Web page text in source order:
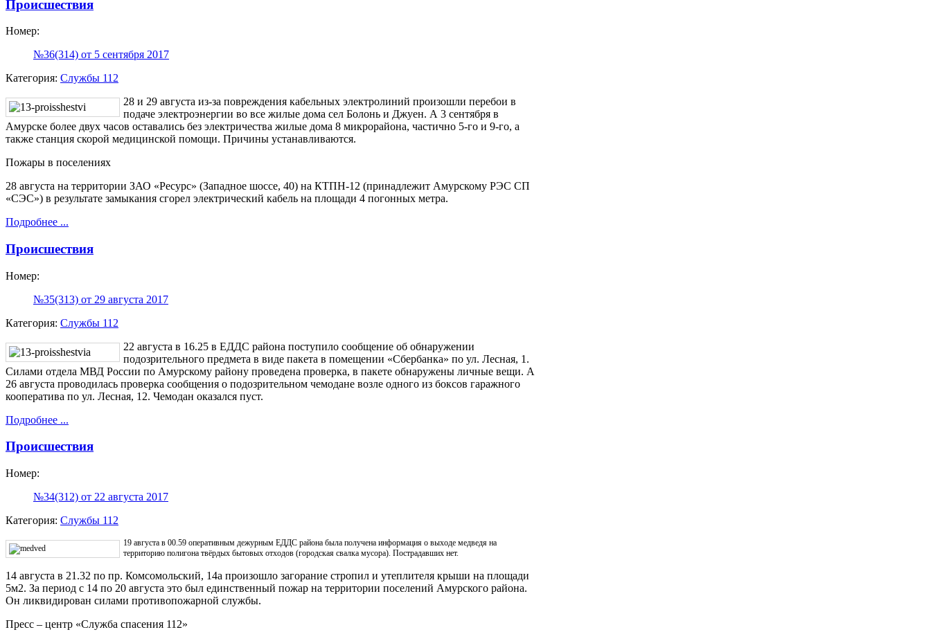
Происшествия
Номер:
№36(314) от 5 сентября 2017
Категория: Службы 112
28 и 29 августа из-за повреждения кабельных электролиний произошли перебои в
подаче электроэнергии во все жилые дома сел Болонь и Джуен. А 3 сентября в
Амурске более двух часов оставались без электричества жилые дома 8 микрорайона, частично 5-го и 9-го, а
также станция скорой медицинской помощи. Причины устанавливаются.
Пожары в поселениях
28 августа на территории ЗАО «Ресурс» (Западное шоссе, 40) на КТПН-12 (принадлежит Амурскому РЭС СП
«СЭС») в результате замыкания сгорел электрический кабель на площади 4 погонных метра.
Подробнее ...
Происшествия
Номер:
№35(313) от 29 августа 2017
Категория: Службы 112
22 августа в 16.25 в ЕДДС района поступило сообщение об обнаружении
подозрительного предмета в виде пакета в помещении «Сбербанка» по ул. Лесная, 1.
Силами отдела МВД России по Амурскому району проведена проверка, в пакете обнаружены личные вещи. А
26 августа проводилась проверка сообщения о подозрительном чемодане возле одного из боксов гаражного
кооператива по ул. Лесная, 12. Чемодан оказался пуст.
Подробнее ...
Происшествия
Номер:
№34(312) от 22 августа 2017
Категория: Службы 112
19 августа в 00.59 оперативным дежурным ЕДДС района была получена информация о выходе медведя на
территорию полигона твёрдых бытовых отходов (городская свалка мусора). Пострадавших нет.
14 августа в 21.32 по пр. Комсомольский, 14а произошло загорание стропил и утеплителя крыши на площади
5м2. За период с 14 по 20 августа это был единственный пожар на территории поселений Амурского района.
Он ликвидирован силами противопожарной службы.
Пресс – центр «Служба спасения 112»